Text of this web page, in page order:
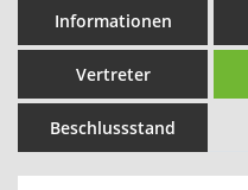
Informationen
Vertreter
Beschlussstand